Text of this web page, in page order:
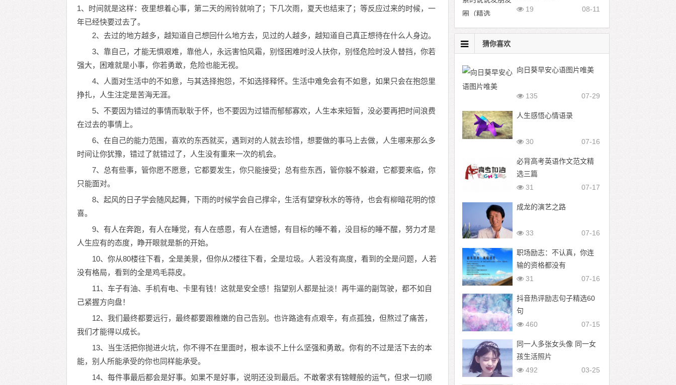
1、时间就是这样：夜里想着心事，第二天的闹铃就响了；下几次雨，夏天也结束了；等反应过来的时候，一
年已经快要过去了。
2、去过的地方越多，越知道自己想回什么地方去，见过的人越多，越知道自己真正想待在什么人身边。
3、靠自己，才能无惧艰难，靠他人，永远害怕风霜，别怪困难时没人扶你，别怪危险时没人替挡，你若
强大，困难就是小事，你若勇敢，危险也能无视。
4、人面对生活中的不如意，与其选择抱怨，不如选择释怀。生活中难免会有不如意，如果只会在抱怨里
挣扎，人生注定是苦海无涯。
5、不要因为错过的事情而耿耿于怀，也不要因为过错而郁郁寡欢，人生本来短暂，没必要再把时间浪费
在过去的事情上。
6、在自己的能力范围，喜欢的东西就买，遇到对的人就去珍惜，想要做的事马上去做，人生哪来那么多
时间让你犹豫，错过了就错过了，人生没有重来一次的机会。
7、总有些事，管你愿不愿意，它都要发生，你只能接受；总有些东西，管你躲不躲避，它都要来临，你
只能面对。
8、起风的日子学会随风起舞，下雨的时候学会自己撑伞，生活有望穿秋水的等待，也会有柳暗花明的惊
喜。
9、有人在奔跑，有人在睡觉，有人在感恩，有人在遗憾，有目标的睡不着，没目标的睡不醒，努力才是
人生应有的态度，睁开眼就是新的开始。
10、你从80楼往下看，全是美景，但你从2楼往下看，全是垃圾。人若没有高度，看到的全是问题，人若
没有格局，看到的全是鸡毛蒜皮。
11、车子有油、手机有电、卡里有钱！这就是安全感！指望别人都是扯淡！再牛逼的副驾驶，都不如自
己紧握方向盘！
12、我们最终都要远行，最终都要跟稚嫩的自己告别。也许路途有点艰辛，有点孤独，但熬过了痛苦，
我们才能得以成长。
13、当生活把你抛进火坑，你不得不在里面时，根本谈不上什么坚强和勇敢。你有的不过是活下去的本
能，别人所能承受的你也同样能承受。
14、每件事最后都会是好事。如果不是好事，说明还没到最后。不敢奢求有锦鲤般的运气，但求一切顺
08-11
19
猜你喜欢
向日葵早安心语图片唯美
07-29
135
人生感悟心情语录
07-16
30
必背高考英语作文范文精
选三篇
07-17
31
成龙的演艺之路
07-16
33
职场励志：不认真，你连
输的资格都没有
07-16
31
抖音热评励志句子精选60
句
07-15
460
同一人多张女头像 同一女
孩生活照片
03-25
492